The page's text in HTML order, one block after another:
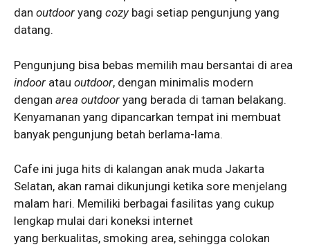
dan outdoor yang cozy bagi setiap pengunjung yang
datang.
Pengunjung bisa bebas memilih mau bersantai di area
indoor atau outdoor, dengan minimalis modern
dengan area outdoor yang berada di taman belakang.
Kenyamanan yang dipancarkan tempat ini membuat
banyak pengunjung betah berlama-lama.
Cafe ini juga hits di kalangan anak muda Jakarta
Selatan, akan ramai dikunjungi ketika sore menjelang
malam hari. Memiliki berbagai fasilitas yang cukup
lengkap mulai dari koneksi internet
yang berkualitas, smoking area, sehingga colokan